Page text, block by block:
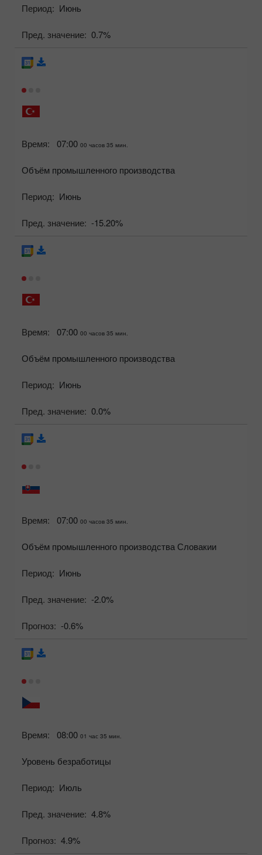
Период: Июнь
Пред. значение: 0.7%
Время: 07:00 00 часов 35 мин.
Объём промышленного производства
Период: Июнь
Пред. значение: -15.20%
Время: 07:00 00 часов 35 мин.
Объём промышленного производства
Период: Июнь
Пред. значение: 0.0%
Время: 07:00 00 часов 35 мин.
Объём промышленного производства Словакии
Период: Июнь
Пред. значение: -2.0%
Прогноз: -0.6%
Время: 08:00 01 час 35 мин.
Уровень безработицы
Период: Июль
Пред. значение: 4.8%
Прогноз: 4.9%